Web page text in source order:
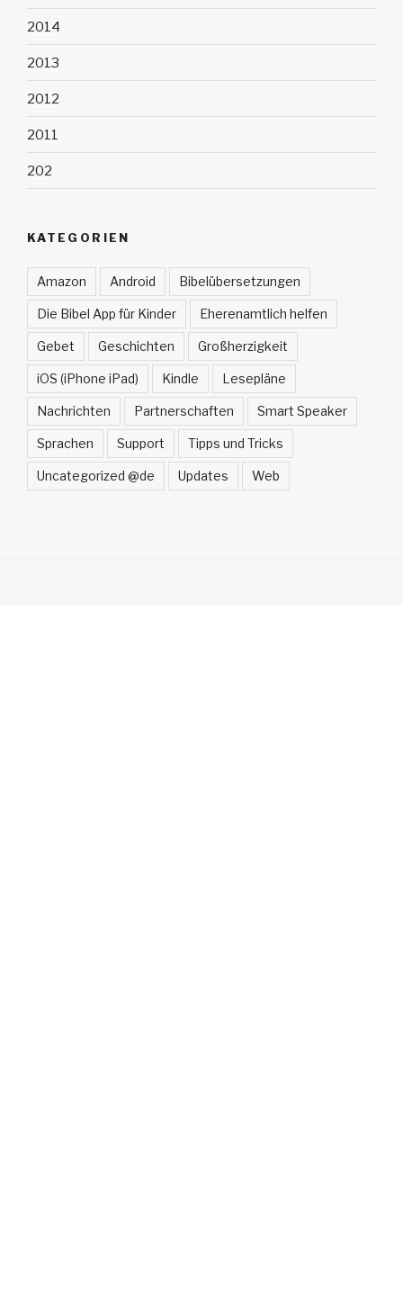
2014
2013
2012
2011
202
KATEGORIEN
Amazon Android Bibelübersetzungen
Die Bibel App für Kinder Eherenamtlich helfen
Gebet Geschichten Großherzigkeit
iOS (iPhone iPad) Kindle Lesepläne
Nachrichten Partnerschaften Smart Speaker
Sprachen Support Tipps und Tricks
Uncategorized @de Updates Web